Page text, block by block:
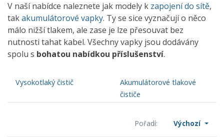
V naší nabídce naleznete jak modely k zapojení do sítě,
takakumulátorové vapky. Ty se sice vyznačují o něco
málo nižší tlakem, ale zase je lze přesouvat bez
nutnosti tahat kabel. Všechny vapky jsou dodávány
spolu s bohatou nabídkou příslušenství.
Vysokotlaký čistič
Akumulátorové tlakové
čističe
Pořadí: Výchozí